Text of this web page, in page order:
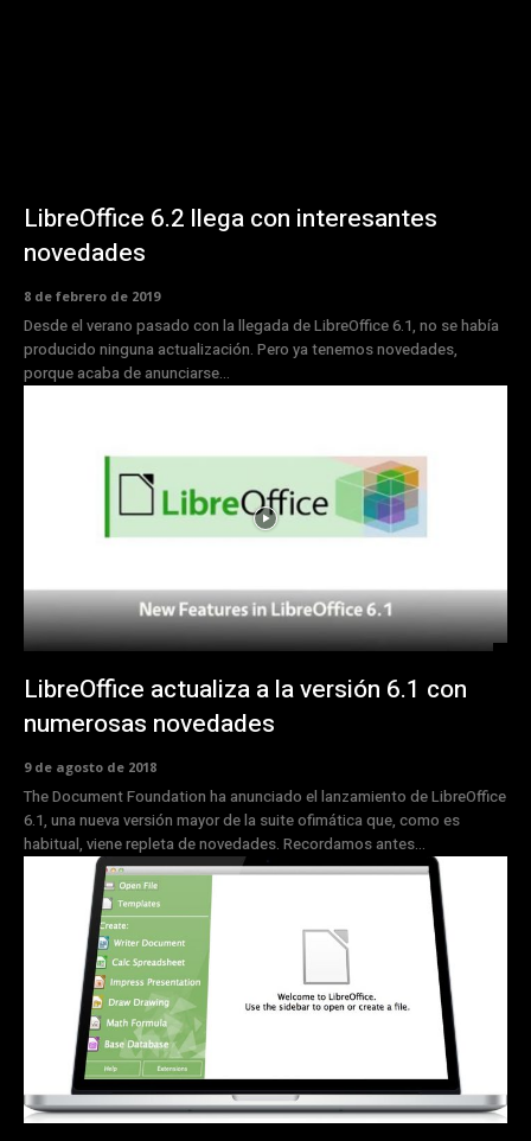
LibreOffice 6.2 llega con interesantes
novedades
8 de febrero de 2019
Desde el verano pasado con la llegada de LibreOffice 6.1, no se había
producido ninguna actualización. Pero ya tenemos novedades,
porque acaba de anunciarse...
LibreOffice actualiza a la versión 6.1 con
numerosas novedades
9 de agosto de 2018
The Document Foundation ha anunciado el lanzamiento de LibreOffice
6.1, una nueva versión mayor de la suite ofimática que, como es
habitual, viene repleta de novedades. Recordamos antes...